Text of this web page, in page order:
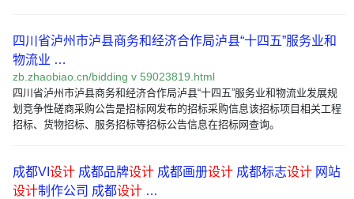
四川省泸州市泸县商务和经济合作局泸县“十四五”服务业和
物流业 …
zb.zhaobiao.cn/bidding v 59023819.html
四川省泸州市泸县商务和经济合作局泸县“十四五”服务业和物流业发展规
划竞争性磋商采购公告是招标网发布的招标采购信息该招标项目相关工程
招标、货物招标、服务招标等招标公告信息在招标网查询。
成都VI 设计 成都品牌设计 成都画册设计 成都标志设计 网站
设计制作公司 成都设计 …